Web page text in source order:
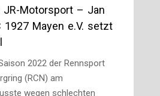
JR-Motorsport – Jan
1927 Mayen e.V. setzt
2022 der Rennsport
(RCN) am
wegen schlechten